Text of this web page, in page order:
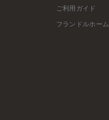
ご利用ガイド
フランドルホー